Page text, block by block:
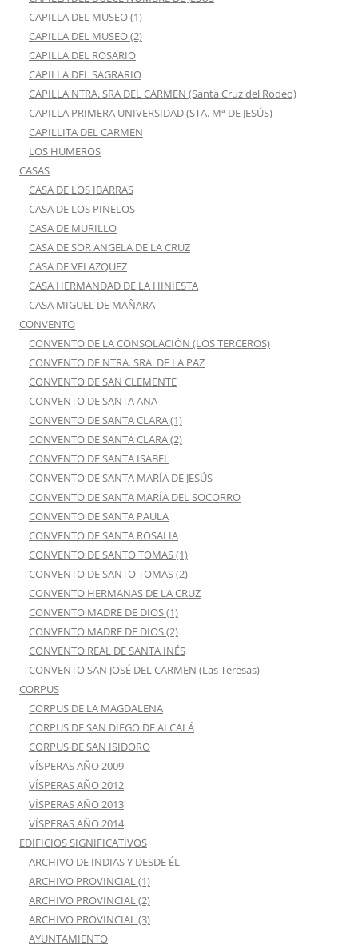
CAPILLA DEL MUSEO (1)
CAPILLA DEL MUSEO (2)
CAPILLA DEL ROSARIO
CAPILLA DEL SAGRARIO
CAPILLA NTRA. SRA DEL CARMEN (Santa Cruz del Rodeo)
CAPILLA PRIMERA UNIVERSIDAD (STA. Mª DE JESÚS)
CAPILLITA DEL CARMEN
LOS HUMEROS
CASAS
CASA DE LOS IBARRAS
CASA DE LOS PINELOS
CASA DE MURILLO
CASA DE SOR ANGELA DE LA CRUZ
CASA DE VELAZQUEZ
CASA HERMANDAD DE LA HINIESTA
CASA MIGUEL DE MAÑARA
CONVENTO
CONVENTO DE LA CONSOLACIÓN (LOS TERCEROS)
CONVENTO DE NTRA. SRA. DE LA PAZ
CONVENTO DE SAN CLEMENTE
CONVENTO DE SANTA ANA
CONVENTO DE SANTA CLARA (1)
CONVENTO DE SANTA CLARA (2)
CONVENTO DE SANTA ISABEL
CONVENTO DE SANTA MARÍA DE JESÚS
CONVENTO DE SANTA MARÍA DEL SOCORRO
CONVENTO DE SANTA PAULA
CONVENTO DE SANTA ROSALIA
CONVENTO DE SANTO TOMAS (1)
CONVENTO DE SANTO TOMAS (2)
CONVENTO HERMANAS DE LA CRUZ
CONVENTO MADRE DE DIOS (1)
CONVENTO MADRE DE DIOS (2)
CONVENTO REAL DE SANTA INÉS
CONVENTO SAN JOSÉ DEL CARMEN (Las Teresas)
CORPUS
CORPUS DE LA MAGDALENA
CORPUS DE SAN DIEGO DE ALCALÁ
CORPUS DE SAN ISIDORO
VÍSPERAS AÑO 2009
VÍSPERAS AÑO 2012
VÍSPERAS AÑO 2013
VÍSPERAS AÑO 2014
EDIFICIOS SIGNIFICATIVOS
ARCHIVO DE INDIAS Y DESDE ÉL
ARCHIVO PROVINCIAL (1)
ARCHIVO PROVINCIAL (2)
ARCHIVO PROVINCIAL (3)
AYUNTAMIENTO